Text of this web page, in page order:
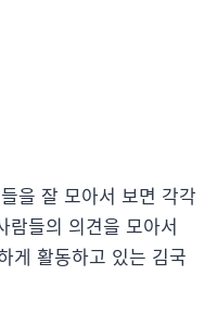
을 잘 모아서 보면 각각
람들의 의견을 모아서
게 활동하고 있는 김국